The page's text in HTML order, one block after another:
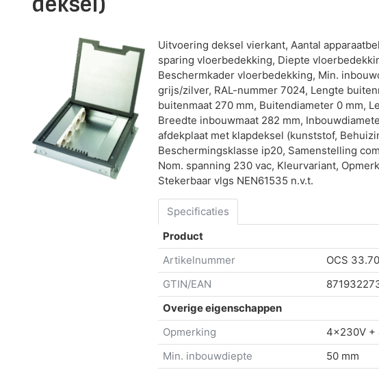
Uitvoering deksel vierkant, Aantal
sparing vloerbedekking, Diepte
Beschermkader vloerbedekking, Min.
grijs/zilver, RAL-nummer 7024, Lengte
buitenmaat 270 mm, Buitendiameter 0 mm,
Breedte inbouwmaat 282 mm,
afdekplaat met klapdeksel (kunststof,
Beschermingsklasse ip20, Samenstelling
Nom. spanning 230 vac, Kleurvariant,
Stekerbaar vlgs NEN61535 n.v.t.
Specificaties
Product
Artikelnummer
OCS
GTIN/EAN
Overige eigenschappen
Opmerking
4x230V +
Min. inbouwdiepte
50 mm